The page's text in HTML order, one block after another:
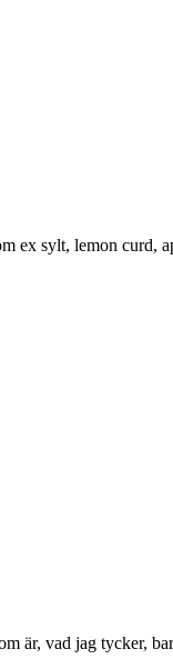
ex sylt, lemon curd,
är, vad jag tycker,